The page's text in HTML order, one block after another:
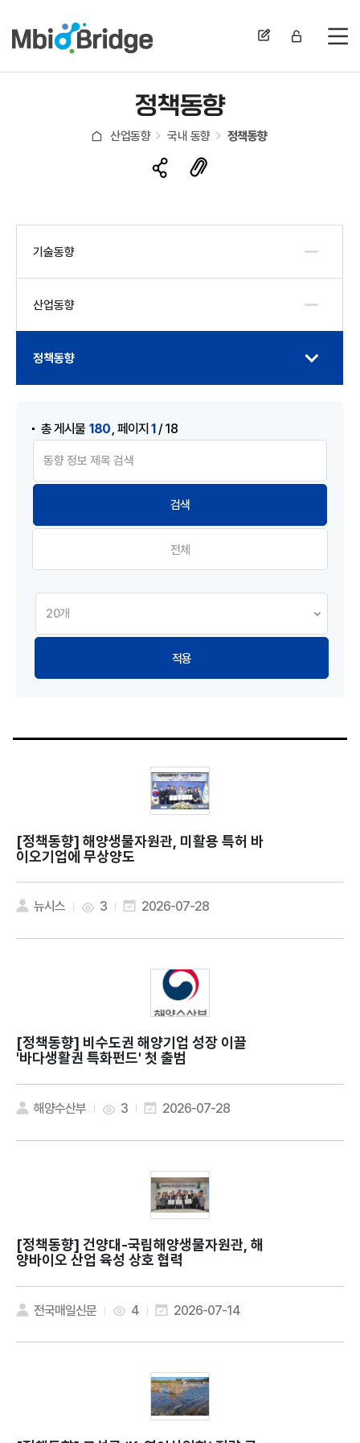
전
정책동향
산업동향 국내 동향 정책동향
기술동향
산업동향
정책동향
총 게시물 180 ,페이지1/ 18
전체
적용
[정책동향]
이오기업에 무상양도
뉴시스 3 2026-07-28
[정책동향]
'바다생활권 특화펀드' 첫 출범
해양수산부 3 2026-07-28
[정책동향]
양바이오 산업 육성 상호 협력
전국매일신문 4 2026-07-14